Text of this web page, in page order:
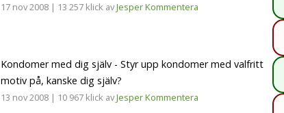
17 nov 2008 | 13 257 klick avJesperKommentera
Kondomer med dig själv - Styr upp kondomer med valfritt
motiv på, kanske dig själv?
13 nov 2008 | 10 967 klick avJesperKommentera